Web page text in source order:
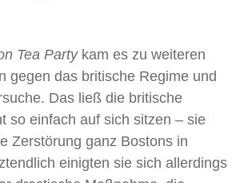
Tea Partykam es zu weiteren
gegen das britische Regime und
Das ließ die britische
so einfach auf sich sitzen – sie
Zerstörung ganz Bostons in
einigten sie sich allerdings